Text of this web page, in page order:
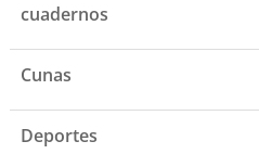
cuadernos
Cunas
Deportes